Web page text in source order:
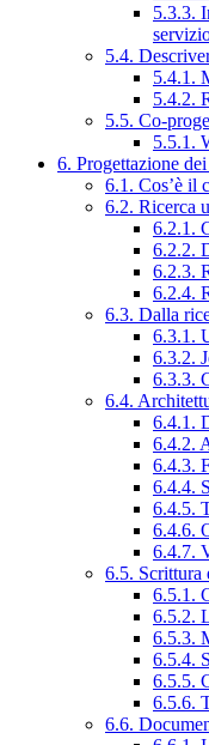
5.3.3.
5.4.
5.4.1.
5.4.2.
5.5. Co-
5.5.1.
6. Progettazione
6.1. Cos’è il
6.2. Ricerca
6.2.1.
6.2.2.
6.2.3.
6.2.4.
6.3. Dalla
6.3.1.
6.3.2.
6.3.3.
6.4.
6.4.1.
6.4.2.
6.4.3.
6.4.4.
6.4.5.
6.4.6.
6.4.7.
6.5. Scrittura
6.5.1.
6.5.2.
6.5.3.
6.5.4.
6.5.5.
6.5.6.
6.6.